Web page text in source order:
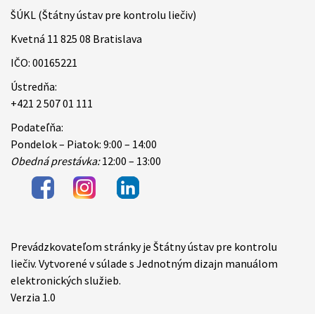
ŠÚKL (Štátny ústav pre kontrolu liečiv)
Kvetná 11 825 08 Bratislava
IČO: 00165221
Ústredňa:
+421 2 507 01 111
Podateľňa:
Pondelok – Piatok: 9:00 – 14:00
Obedná prestávka:12:00 – 13:00
Items
Prevádzkovateľom stránky je Štátny ústav pre kontrolu
liečiv. Vytvorené v súlade s Jednotným dizajn manuálom
elektronických služieb.
Verzia 1.0